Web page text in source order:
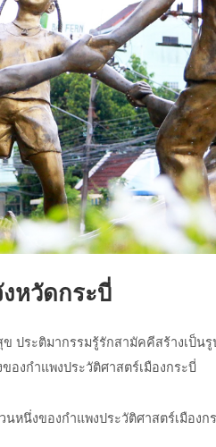
หวัดกระบี่
ประติมากรรมรู้รักสามัคคีสร้างเป็
งกำแพงประวัติศาสตร์เมืองกระบี่
หนึ่งของกำแพงประวัติศาสตร์เมืองก